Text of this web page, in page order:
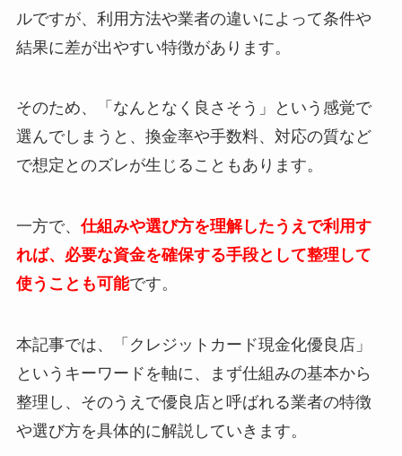
ルですが、利用方法や業者の違いによって条件や
結果に差が出やすい特徴があります。
そのため、「なんとなく良さそう」という感覚で
選んでしまうと、換金率や手数料、対応の質など
で想定とのズレが生じることもあります。
一方で、仕組みや選び方を理解したうえで利用す
れば、必要な資金を確保する手段として整理して
使うことも可能です。
本記事では、「クレジットカード現金化優良店」
というキーワードを軸に、まず仕組みの基本から
整理し、そのうえで優良店と呼ばれる業者の特徴
や選び方を具体的に解説していきます。